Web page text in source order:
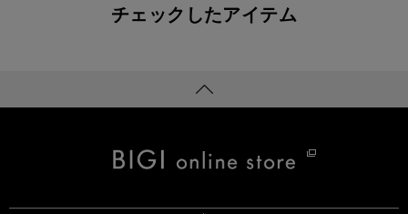
チェックしたアイテム